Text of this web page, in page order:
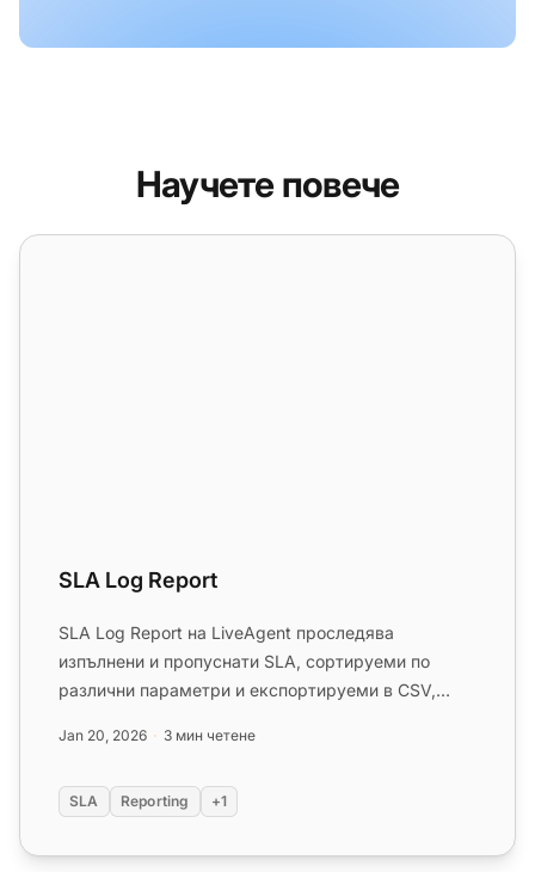
Научете повече
SLA Log Report
SLA Log Report
SLA Log Report на LiveAgent проследява
изпълнени и пропуснати SLA, сортируеми по
различни параметри и експортируеми в CSV,
Jan 20, 2026 3 мин четене
SLA Reporting +1